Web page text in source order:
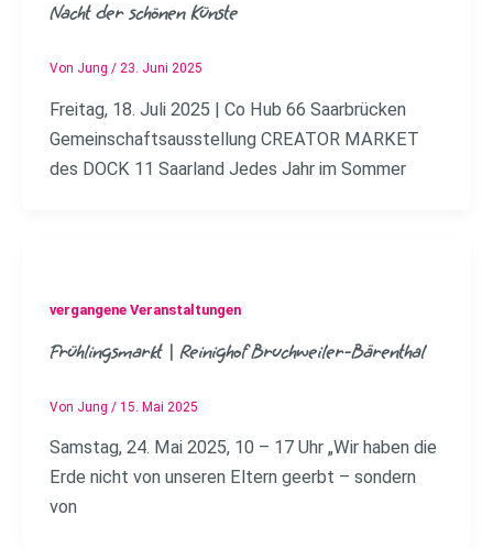
Nacht der schönen Künste
Von Jung / 23. Juni 2025
Freitag, 18. Juli 2025 | Co Hub 66 Saarbrücken
Gemeinschaftsausstellung CREATOR MARKET
des DOCK 11 Saarland Jedes Jahr im Sommer
vergangene Veranstaltungen
Frühlingsmarkt | Reinighof Bruchweiler-Bärenthal
Von Jung / 15. Mai 2025
Samstag, 24. Mai 2025, 10 – 17 Uhr „Wir haben die
Erde nicht von unseren Eltern geerbt – sondern
von